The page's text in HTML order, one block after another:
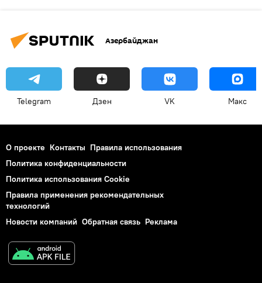
Азербайджан
Telegram Дзен VK Макс
О проекте Контакты Правила использования
Политика конфиденциальности
Политика использования Cookie
Правила применения рекомендательных
технологий
Новости компаний Обратная связь Реклама